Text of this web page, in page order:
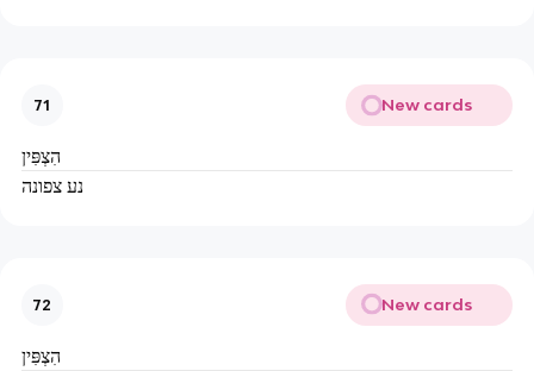
71 New cards
הִצְפִּין
נע צפונה
72 New cards
הִצְפִּין